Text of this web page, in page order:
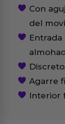
Con
del
Agarre
Interior